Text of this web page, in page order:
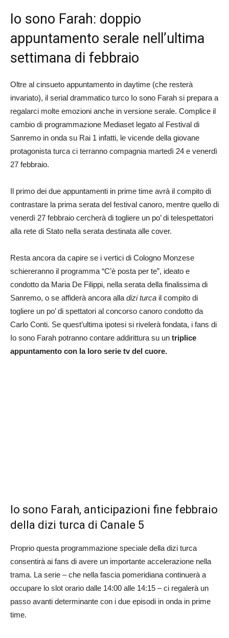
Io sono Farah: doppio
appuntamento serale nell’ultima
settimana di febbraio
Oltre al cinsueto appuntamento in daytime (che resterà
invariato), il serial drammatico turco Io sono Farah si prepara a
regalarci molte emozioni anche in versione serale. Complice il
cambio di programmazione Mediaset legato al Festival di
Sanremo in onda su Rai 1 infatti, le vicende della giovane
protagonista turca ci terranno compagnia martedì 24 e venerdì
27 febbraio.
Il primo dei due appuntamenti in prime time avrà il compito di
contrastare la prima serata del festival canoro, mentre quello di
venerdì 27 febbraio cercherà di togliere un po’ di telespettatori
alla rete di Stato nella serata destinata alle cover.
Resta ancora da capire se i vertici di Cologno Monzese
schiereranno il programma “C’è posta per te”, ideato e
condotto da Maria De Filippi, nella serata della finalissima di
Sanremo, o se affiderà ancora alla dizi turca il compito di
togliere un po’ di spettatori al concorso canoro condotto da
Carlo Conti. Se quest’ultima ipotesi si rivelerà fondata, i fans di
Io sono Farah potranno contare addirittura su un triplice
appuntamento con la loro serie tv del cuore.
Io sono Farah, anticipazioni fine febbraio
della dizi turca di Canale 5
Proprio questa programmazione speciale della dizi turca
consentirà ai fans di avere un importante accelerazione nella
trama. La serie – che nella fascia pomeridiana continuerà a
occupare lo slot orario dalle 14:00 alle 14:15 – ci regalerà un
passo avanti determinante con i due episodi in onda in prime
time.